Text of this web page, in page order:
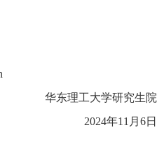
华东理工大学研究生院
2024年11 月 6日